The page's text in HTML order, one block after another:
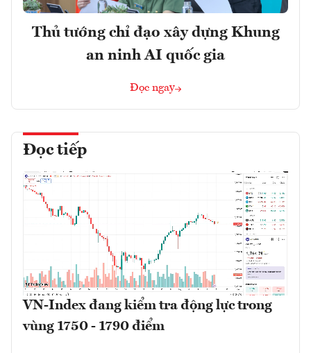
Thủ tướng chỉ đạo xây dựng Khung
an ninh AI quốc gia
Đọc ngay
Đọc tiếp
VN-Index đang kiểm tra động lực trong
vùng 1750 - 1790 điểm